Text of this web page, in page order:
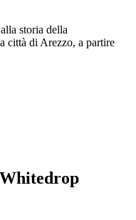
storia della
città di Arezzo, a partire